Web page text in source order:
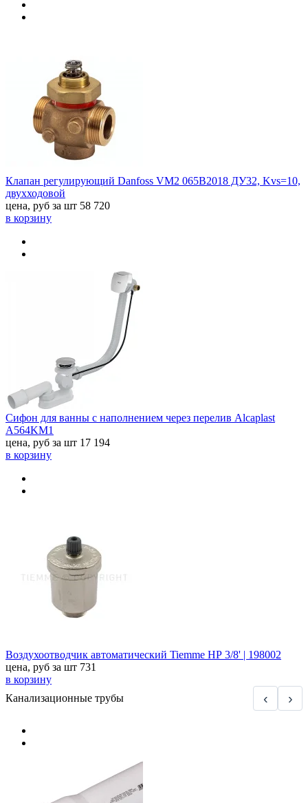
Клапан регулирующий Danfoss VM2 065B2018 ДУ32, Kvs=10,
двухходовой
цена, руб за шт 58 720
в корзину
Сифон для ванны с наполнением через перелив Alcaplast
A564KM1
цена, руб за шт 17 194
в корзину
Воздухоотводчик автоматический Tiemme НР 3/8' | 198002
цена, руб за шт 731
в корзину
Канализационные трубы
‹ ›